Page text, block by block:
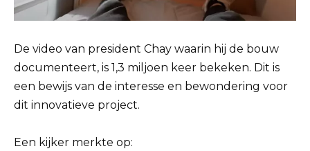
De video van president Chay waarin hij de bouw
documenteert, is 1,3 miljoen keer bekeken. Dit is
een bewijs van de interesse en bewondering voor
dit innovatieve project.
Een kijker merkte op: